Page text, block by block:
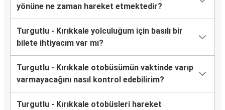
yönüne ne zaman hareket etmektedir?
Turgutlu - Kırıkkale yolculuğum için basılı bir
bilete ihtiyacım var mı?
Turgutlu - Kırıkkale otobüsümün vaktinde varıp
varmayacağını nasıl kontrol edebilirim?
Turgutlu - Kırıkkale otobüsleri hareket